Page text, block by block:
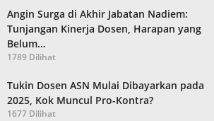
Angin Surga di Akhir Jabatan Nadiem:
Tunjangan Kinerja Dosen, Harapan yang
Belum…
1789 Dilihat
Tukin Dosen ASN Mulai Dibayarkan pada
2025, Kok Muncul Pro-Kontra?
1677 Dilihat